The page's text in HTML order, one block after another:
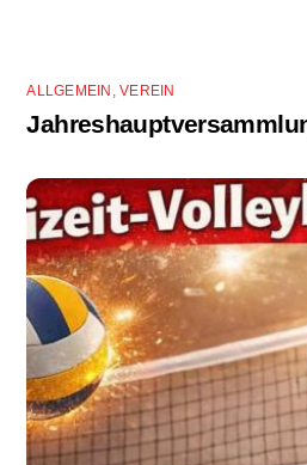
ALLGEMEIN ,VEREIN